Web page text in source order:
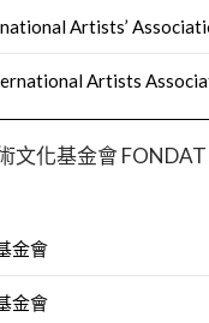
Artists’
Artists
文化基金會
金會
金會